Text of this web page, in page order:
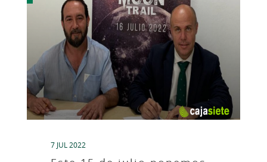
7 JUL 2022